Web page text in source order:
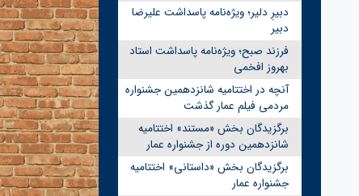
دبیرِ دلیر؛ ویژه‌نامه پاسداشت علیرضا
دبیر
فرزند صبح؛ ویژه‌نامه پاسداشت استاد
بهروز افخمی
آنچه در اختتامیه شانزدهمین جشنواره
مردمی فیلم عمار گذشت
برگزیدگان بخش «مستند» اختتامیه
شانزدهمین دوره از جشنواره عمار
برگزیدگان بخش «داستانی» اختتامیه
جشنواره عمار